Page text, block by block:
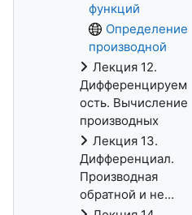
функций
Определение
производной
Лекция 12.
Дифференцируем
ость. Вычисление
производных
Лекция 13.
Дифференциал.
Производная
обратной и не...